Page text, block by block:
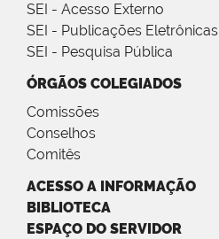
SEI - Acesso Externo
SEI - Publicações Eletrônicas
SEI - Pesquisa Pública
ÓRGÃOS COLEGIADOS
Comissões
Conselhos
Comitês
ACESSO A INFORMAÇÃO
BIBLIOTECA
ESPAÇO DO SERVIDOR